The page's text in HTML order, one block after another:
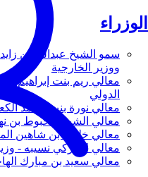
الوزراء
سمو الشيخ عبدالله بن
ووزير الخارجية
معالي ريم بنت إبراهيم
الدولي
معالي نورة بنت محمد
معالي الشيخ شخبوط بن
معالي خليفة بن شاهين
معالي لانا زكي نسيبه -
معالي سعيد بن مبارك